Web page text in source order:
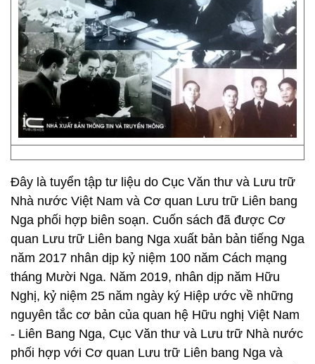
Đây là tuyển tập tư liệu do Cục Văn thư và Lưu trữ
Nhà nước Việt Nam và Cơ quan Lưu trữ Liên bang
Nga phối hợp biên soạn. Cuốn sách đã được Cơ
quan Lưu trữ Liên bang Nga xuất bản bản tiếng Nga
năm 2017 nhân dịp kỷ niệm 100 năm Cách mạng
tháng Mười Nga. Năm 2019, nhân dịp năm Hữu
Nghị, kỷ niệm 25 năm ngày ký Hiệp ước về những
nguyên tắc cơ bản của quan hệ Hữu nghị Việt Nam
- Liên Bang Nga, Cục Văn thư và Lưu trữ Nhà nước
phối hợp với Cơ quan Lưu trữ Liên bang Nga và